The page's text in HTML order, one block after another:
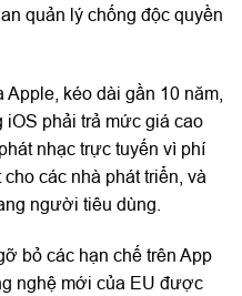
quản lý chống độc quyền
kéo dài gần 10 năm,
phải trả mức giá cao
nhạc trực tuyến vì phí
các nhà phát triển, và
người tiêu dùng.
bỏ các hạn chế trên App
nghệ mới của EU được